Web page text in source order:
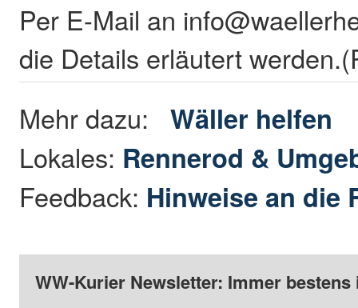
Per E-Mail an
die Details erläutert
Mehr dazu:Wäller helfen
Lokales: Rennerod &
Feedback: Hinweise an die
WW-Kurier Newsletter: Immer